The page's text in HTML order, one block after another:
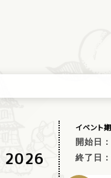
2026
イベント
開始日
終了日